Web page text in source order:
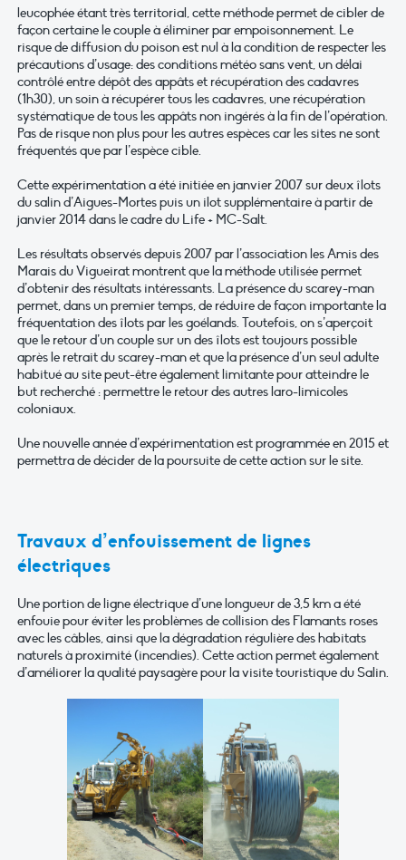
leucophée étant très territorial, cette méthode permet de cibler de
façon certaine le couple à éliminer par empoisonnement. Le
risque de diffusion du poison est nul à la condition de respecter les
précautions d’usage: des conditions météo sans vent, un délai
contrôlé entre dépôt des appâts et récupération des cadavres
(1h30), un soin à récupérer tous les cadavres, une récupération
systématique de tous les appâts non ingérés à la fin de l’opération.
Pas de risque non plus pour les autres espèces car les sites ne sont
fréquentés que par l’espèce cible.
Cette expérimentation a été initiée en janvier 2007 sur deux îlots
du salin d’Aigues-Mortes puis un ilot supplémentaire à partir de
janvier 2014 dans le cadre du Life + MC-Salt.
Les résultats observés depuis 2007 par l’association les Amis des
Marais du Vigueirat montrent que la méthode utilisée permet
d’obtenir des résultats intéressants. La présence du scarey-man
permet, dans un premier temps, de réduire de façon importante la
fréquentation des îlots par les goélands. Toutefois, on s’aperçoit
que le retour d’un couple sur un des îlots est toujours possible
après le retrait du scarey-man et que la présence d’un seul adulte
habitué au site peut-être également limitante pour atteindre le
but recherché : permettre le retour des autres laro-limicoles
coloniaux.
Une nouvelle année d’expérimentation est programmée en 2015 et
permettra de décider de la poursuite de cette action sur le site.
Travaux d’enfouissement de lignes
électriques
Une portion de ligne électrique d’une longueur de 3,5 km a été
enfouie pour éviter les problèmes de collision des Flamants roses
avec les câbles, ainsi que la dégradation régulière des habitats
naturels à proximité (incendies). Cette action permet également
d’améliorer la qualité paysagère pour la visite touristique du Salin.